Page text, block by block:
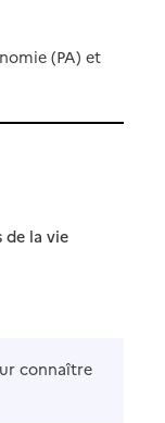
(PA) et
de la vie
connaître